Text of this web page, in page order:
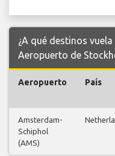
¿A qué destinos
Aeropuerto de
Aeropuerto País
Amsterdam-
Schiphol
(AMS)